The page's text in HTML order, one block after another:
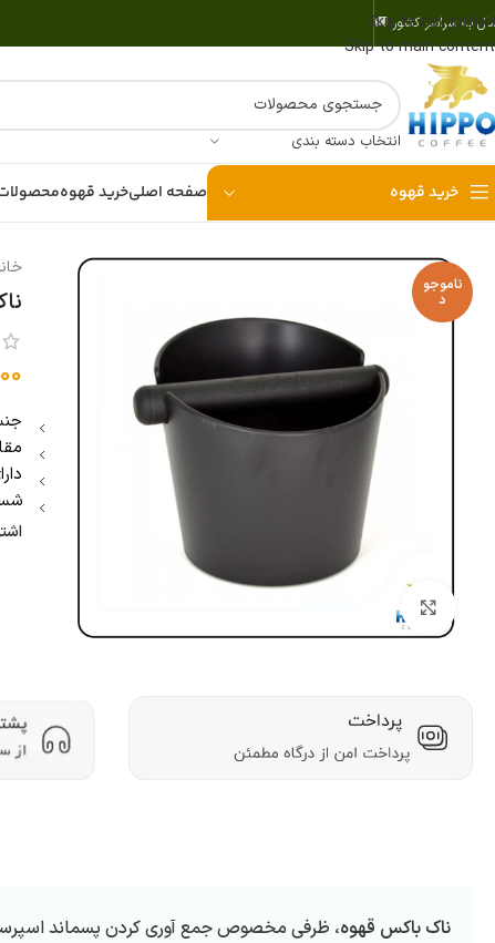
Skip to navigation
Skip to main content
به سراسر کشور 🚚
انتخاب دسته بندی
خرید قهوه صفحه اصلیخرید قهوه
ناموجو
د
بزرگنمایی تصویر
ناک باکس قهوه، ظرفی مخصوص جمع آوری کردن پسماند اسپرسو